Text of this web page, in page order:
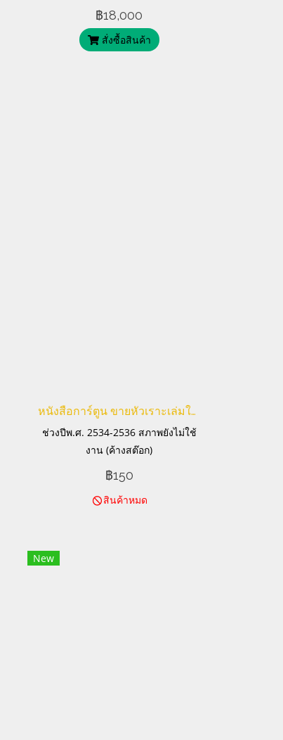
ดำน้ำแบบวินเทจที่ขึ้นชื่อเรื่องการ
ออกแบบที่โดดเด่นและโครงสร้างที่
แข็งแกร่ง มาพร้อมกับเลข 666 ซึ่งมี
฿18,000
สั่งซื้อสินค้า
หนังสือการ์ตูน ขายหัวเราะเล่มใหญ่
ช่วงปีพ.ศ. 2534-2536 สภาพยังไม่ใช้
งาน (ค้างสต๊อก)
฿150
สินค้าหมด
New